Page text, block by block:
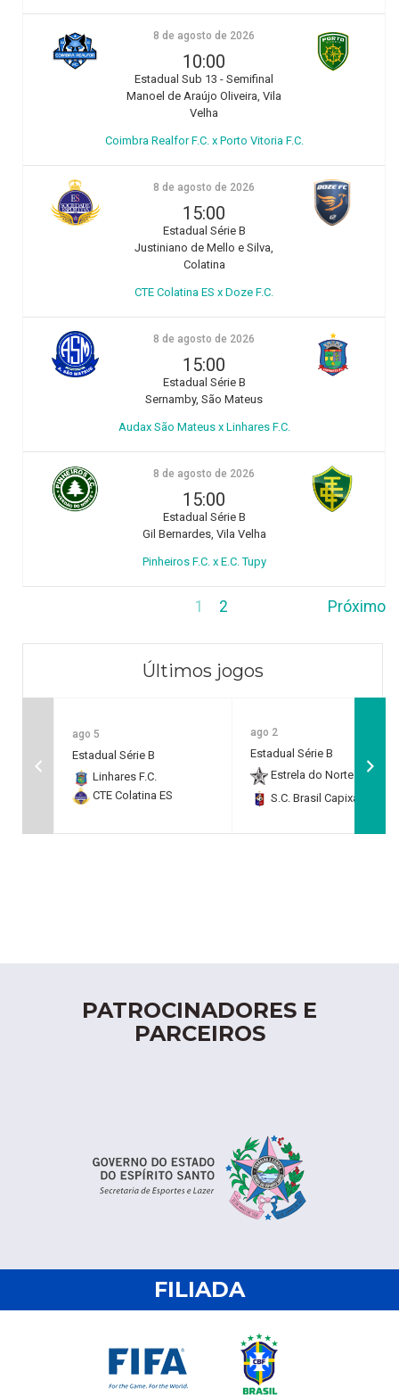
8 de agosto de 2026
10:00
Estadual Sub 13 - Semifinal
Manoel de Araújo Oliveira, Vila
Velha
Coimbra Realfor F.C. x Porto Vitoria F.C.
8 de agosto de 2026
15:00
Estadual Série B
Justiniano de Mello e Silva,
Colatina
CTE Colatina ES x Doze F.C.
8 de agosto de 2026
15:00
Estadual Série B
Sernamby, São Mateus
Audax São Mateus x Linhares F.C.
8 de agosto de 2026
15:00
Estadual Série B
Gil Bernardes, Vila Velha
Pinheiros F.C. x E.C. Tupy
1 2 Próximo
Últimos jogos
ago 5
Estadual Série B
Linhares F.C.
CTE Colatina ES
ago 2
Estadual Série B
Estrela do Norte F.C.
S.C. Brasil Capixaba
PATROCINADORES E
PARCEIROS
FILIADA